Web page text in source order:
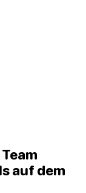
auf dem